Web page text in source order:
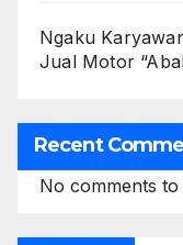
Ngaku
Jual Motor
Recent
No comments to